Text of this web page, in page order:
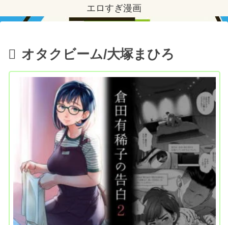
エロすぎ漫画
オタクビーム/大塚まひろ